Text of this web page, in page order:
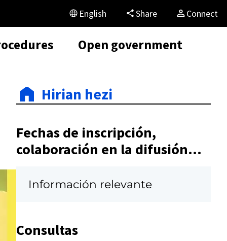
English Share Connect
Open government
Hirian hezi
Fechas de inscripción,
colaboración en la difusión...
Información relevante
Consultas